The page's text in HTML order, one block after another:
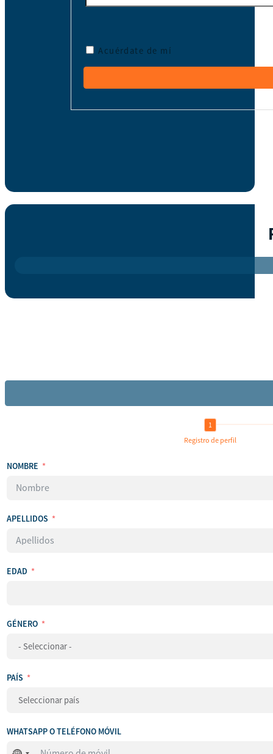
Acuérdate de mí
Registro de perfil
NOMBRE
APELLIDOS
EDAD
GÉNERO
PAÍS
WHATSAPP O TELÉFONO MÓVIL